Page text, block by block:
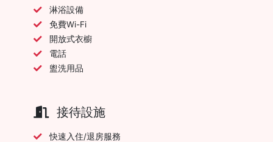
淋浴設備
免費Wi-Fi
開放式衣櫥
電話
盥洗用品
接待設施
快速入住/退房服務